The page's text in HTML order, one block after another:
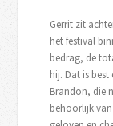
Gerrit zit
het festival
bedrag, de
hij. Dat is
Brandon, die
behoorlijk